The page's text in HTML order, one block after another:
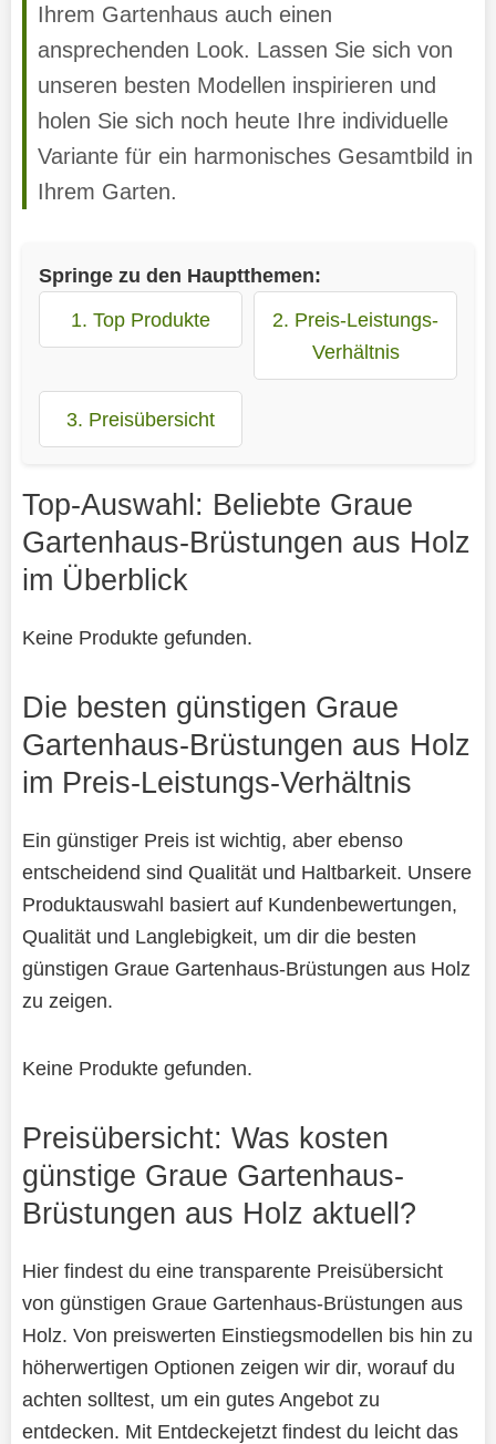
Ihrem Gartenhaus auch einen
ansprechenden Look. Lassen Sie sich von
unseren besten Modellen inspirieren und
holen Sie sich noch heute Ihre individuelle
Variante für ein harmonisches Gesamtbild in
Ihrem Garten.
Springe zu den Hauptthemen:
1. Top Produkte
2. Preis-Leistungs-
Verhältnis
3. Preisübersicht
Top-Auswahl: Beliebte Graue
Gartenhaus-Brüstungen aus Holz
im Überblick
Keine Produkte gefunden.
Die besten günstigen Graue
Gartenhaus-Brüstungen aus Holz
im Preis-Leistungs-Verhältnis
Ein günstiger Preis ist wichtig, aber ebenso
entscheidend sind Qualität und Haltbarkeit. Unsere
Produktauswahl basiert auf Kundenbewertungen,
Qualität und Langlebigkeit, um dir die besten
günstigen Graue Gartenhaus-Brüstungen aus Holz
zu zeigen.
Keine Produkte gefunden.
Preisübersicht: Was kosten
günstige Graue Gartenhaus-
Brüstungen aus Holz aktuell?
Hier findest du eine transparente Preisübersicht
von günstigen Graue Gartenhaus-Brüstungen aus
Holz. Von preiswerten Einstiegsmodellen bis hin zu
höherwertigen Optionen zeigen wir dir, worauf du
achten solltest, um ein gutes Angebot zu
entdecken. Mit Entdeckejetzt findest du leicht das